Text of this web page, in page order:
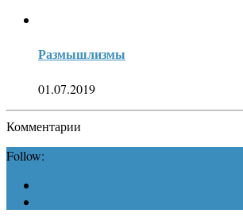
Размышлизмы
01.07.2019
Комментарии
Follow: